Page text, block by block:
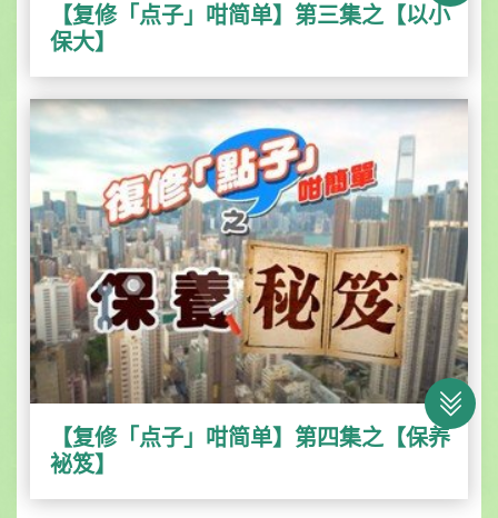
【复修「点子」咁简单】第三集之【以小
保大】
【复修「点子」咁简单】第四集之【保养
袐笈】